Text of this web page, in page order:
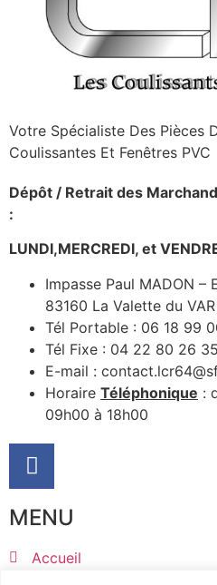
Votre Spécialiste Des Pièces
Coulissantes Et Fenêtres PVC
Dépôt / Retrait des
:
LUNDI,MERCREDI, et
Impasse Paul MADON –
83160 La Valette du VAR
Tél Portable : 06 18 99
Tél Fixe : 04 22 80 26 35
E-mail :
Horaire Téléphonique :
09h00 à 18h00
MENU
Accueil